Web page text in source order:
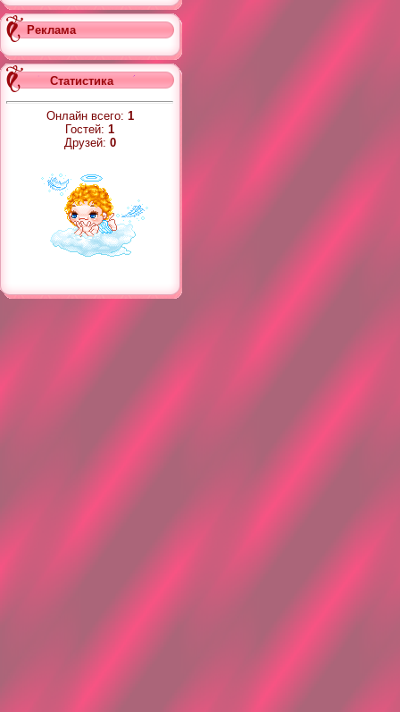
Реклама
Статистика
Онлайн всего: 1
Гостей: 1
Друзей: 0